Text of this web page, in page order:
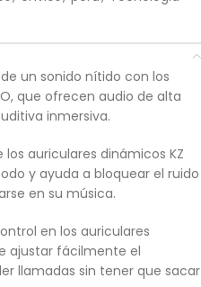
un sonido nítido con los
que ofrecen audio de alta
inmersiva.
los auriculares dinámicos KZ
y ayuda a bloquear el ruido
en su música.
en los auriculares
ajustar fácilmente el
llamadas sin tener que sacar